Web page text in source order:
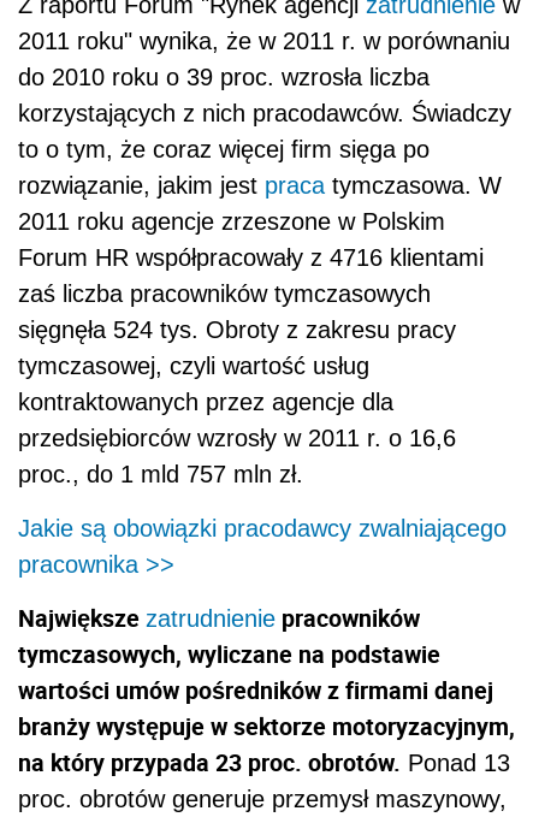
sięgnęła 524 tys. Obroty z zakresu pracy
tymczasowej, czyli wartość usług
kontraktowanych przez agencje dla
przedsiębiorców wzrosły w 2011 r. o 16,6
proc., do 1 mld 757 mln zł.
Jakie są obowiązki pracodawcy zwalniającego
pracownika >>
Największezatrudnieniepracowników
tymczasowych, wyliczane na podstawie
wartości umów pośredników z firmami danej
branży występuje w sektorze motoryzacyjnym,
na który przypada 23 proc. obrotów.Ponad 13
proc. obrotów generuje przemysł maszynowy,
ponad 10 proc. wszystkich zamówień na
"czasowników". W przemyśle lekkim
zatrudnionych jest ich 8 proc., przy produkcji
sprzętu domowego - 7 proc. Zlecenia na prace
tymczasową w firmach telekomunikacyjnych i
transportowych stanowią około 6 proc.
wartości wszystkich zleceń - wyliczają eksperci
PKPP Lewiatan.